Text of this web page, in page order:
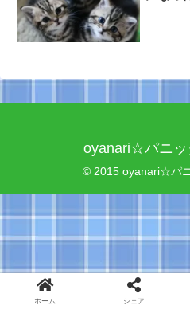
oyanari☆パニッ
© 2015 oyanari☆パ
ホーム シェア